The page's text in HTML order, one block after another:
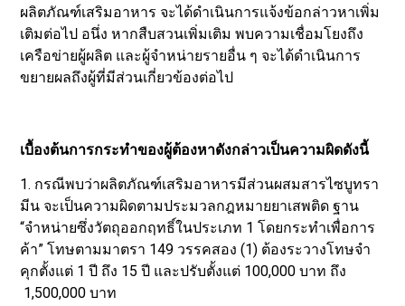
ผลิตภัณฑ์เสริมอาหาร จะได้ดำเนินการแจ้งข้อกล่าวหาเพิ่ม
เติมต่อไป อนึ่ง หากสืบสวนเพิ่มเติม พบความเชื่อมโยงถึง
เครือข่ายผู้ผลิต และผู้จำหน่ายรายอื่น ๆ จะได้ดำเนินการ
ขยายผลถึงผู้ที่มีส่วนเกี่ยวข้องต่อไป
เบื้องต้นการกระทำของผู้ต้องหาดังกล่าวเป็นความผิดดังนี้
1. กรณีพบว่าผลิตภัณฑ์เสริมอาหารมีส่วนผสมสารไซบูทรา
มีน จะเป็นความผิดตามประมวลกฎหมายยาเสพติด ฐาน
“จำหน่ายซึ่งวัตถุออกฤทธิ์ในประเภท 1 โดยกระทำเพื่อการ
ค้า” โทษตามมาตรา 149 วรรคสอง (1) ต้องระวางโทษจำ
คุกตั้งแต่ 1 ปี ถึง 15 ปี และปรับตั้งแต่ 100,000 บาท ถึง
1,500,000 บาท